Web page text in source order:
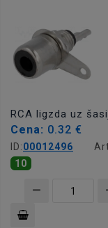
RCA ligzda uz
Cena: 0.32 €
ID:00012496
10